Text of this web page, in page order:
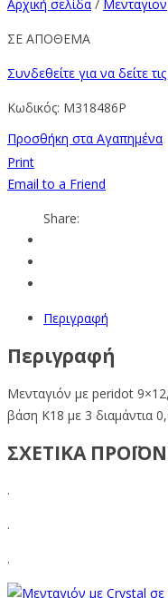
Αρχική σελίδα / Μενταγιον
ΣΕ ΑΠΟΘΕΜΑ
Συνδεθείτε για να δείτε τις
Κωδικός: M318486P
Προσθήκη στα Αγαπημένα
Print
Email to a Friend
Share:
Περιγραφή
Περιγραφή
Mενταγιόν με peridot
βάση Κ18 με 3 διαμάντια
ΣΧΕΤΙΚΑ
.
.
.